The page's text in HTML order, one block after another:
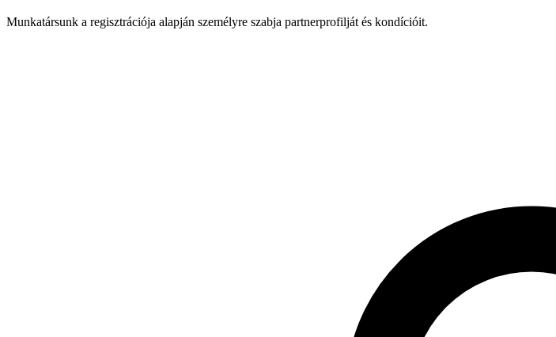
Munkatársunk a regisztrációja alapján személyre szabja partnerprofilját és kondícióit.